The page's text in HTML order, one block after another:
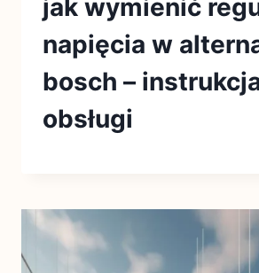
jak wymienić
napięcia w
bosch –
obsługi